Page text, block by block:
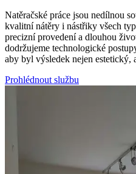
Natěračské práce jsou nedílnou
kvalitní nátěry i nástřiky všech
precizní provedení a dlouhou
dodržujeme technologické
aby byl výsledek nejen estetický,
Prohlédnout službu